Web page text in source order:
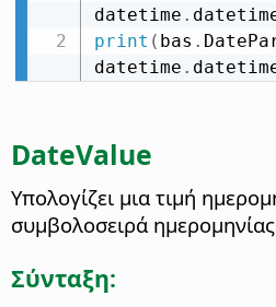
datetime .
print ( bas .
datetime .
DateValue
Υπολογίζει μια τιμή
συμβολοσειρά
Σύνταξη: